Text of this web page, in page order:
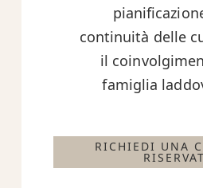
continuità delle
il
famiglia
RICHIEDI UNA